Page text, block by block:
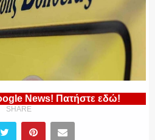
News! Πατήστε εδώ!
SHARE